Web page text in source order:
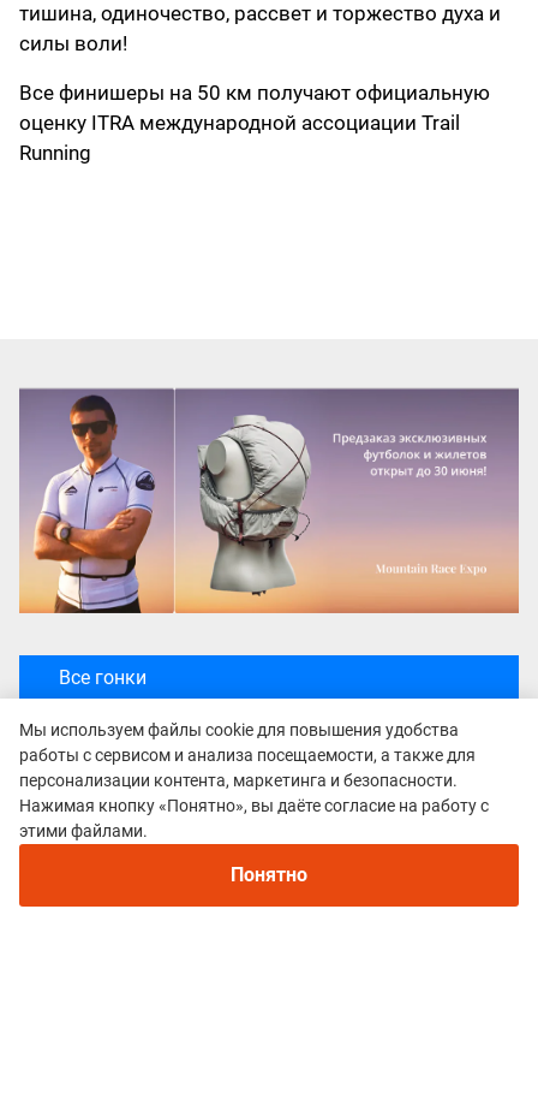
тишина, одиночество, рассвет и торжество духа и
силы воли!
Все финишеры на 50 км получают официальную
оценку ITRA международной ассоциации Trail
Running
Все гонки
Crazy Owl
Мы используем файлы cookie для повышения удобства
работы с сервисом и анализа посещаемости, а также для
персонализации контента, маркетинга и безопасности.
Нажимая кнопку «Понятно», вы даёте согласие на работу с
этими файлами.
Понятно